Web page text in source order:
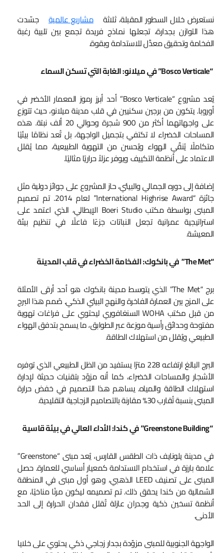
نستعرض خلال السطور المقبلة، ثلاثة
مشاريع عالمية
جسّدت
هذا التوازن بجدارة، تجعلها نماذج فريدة تجمع بين تلبية رغبة
الفخامة وتحقيق معدَّل للاستدامة وبقوة.
“Bosco Verticale”
في ميلانو: الغابة التي تسكن السماء
يُعد مشروع “Bosco Verticale” أحد أبرز رموز المعمار الأخضر في
أوروبا. يتكون من برجين سكنيين في قلب مدينة ميلانو، حيث تتوزع
على واجهاتهما أكثر من 900 شجرة وحوالي 20 ألف نبتة. هذه
المساحات الخضراء لا تكتفي بتجميل الواجهة، بل تُعد نظامًا بيئيًا
متكاملًا يُنقّي الهواء ويُحسن من التهوية الطبيعية، مما يُقلل
الاعتماد على أنظمة التكييف ويوفر عزلاً حراريًا مثاليًا.
إضافة إلى دوره الجمالي والبيئي، حاز المشروع على جوائز دولية مثل
جائزة “International Highrise Award” لعام 2014. تم تصميم
المبنى بواسطة مكتب Boeri Studio الإيطالي، الذي اعتمد على
استراتيجية عمرانية تجعل النباتات جزءًا فاعلًا في تنظيم بيئة
المعيشة.
“The Met”
في بانكوك: الفخامة الخضراء في قلب المدينة
برج “The Met” الذي يتوسط مدينة بانكوك هو أحد أرقى الأمثلة
على المزج بين العمارة الفاخرة والنهج البيئي الذكي. صُمم هذا البرج
من قبل مكتب WOHA السنغافوري ليحتوي على فراغات تهوية
مفتوحة وحدائق رأسية موزعة عبر الطوابق، ما يسمح بتدفق الهواء
الطبيعي ويُقلل من استهلاك الطاقة.
البرج البالغ ارتفاعه 228 مترًا يستفيد من الظل الطبيعي الذي توفره
الأشجار والمساحات الخضراء، كما أنه مزوّد بتقنيات حديثة لإدارة
استهلاك الطاقة والمياه. يساهم هذا التصميم في خفض حرارة
المبنى بنسبة تُقارب 30% مقارنة بالتصاميم الزجاجية التقليدية.
“Greenstone Building”
في كندا: الأداء العالي في بيئة قاسية
في مدينة يلونايف ذات الطقس القارس، يُعد مبنى “Greenstone”
علامة بارزة في استخدام الاستدامة كمعيار أساسي للعمارة. حصل
المبنى على تصنيف LEED الذهبي، وهو أول مبنى في المنطقة
الشمالية من كندا يحقق ذلك. تم تصميمه ليكون مرنًا مناخيًا، مع
أنظمة تسخين ذكية وجدران عازلة تُقلل فقدان الحرارة إلى الحد
الأدنى.
الواجهة الجنوبية للمبنى مزوّدة بجدار زجاجي ذكي يحتوي على خلايا